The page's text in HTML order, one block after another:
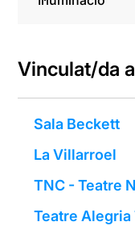
Vinculat/da a
Sala Beckett
La Villarroel
TNC - Teatre
Teatre Alegria